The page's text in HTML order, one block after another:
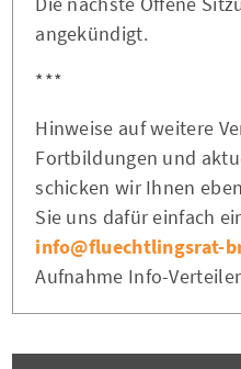
angekündigt.
***
Hinweise auf weitere
Fortbildungen und
schicken wir Ihnen
Sie uns dafür einfach
info@fluechtlingsrat-
Aufnahme Info-